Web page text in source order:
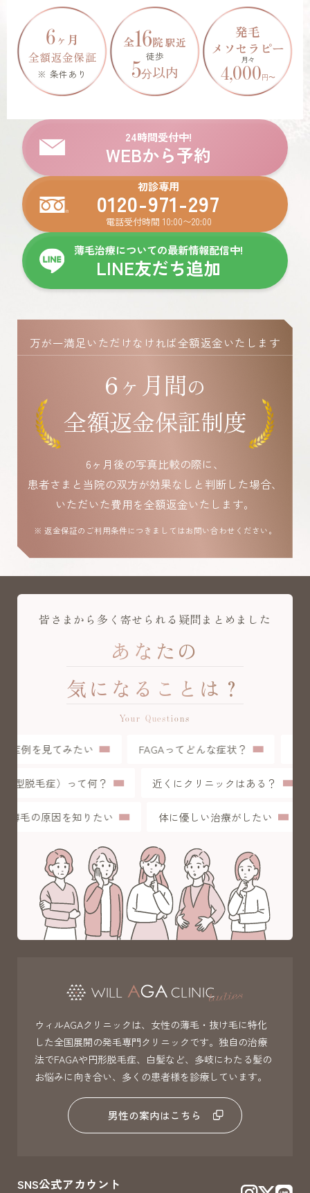
6ヶ月
全額返金保証
※ 条件あり
全16院駅近
徒歩
5分以内
発毛
メソセラピー
月々
4,000円〜
24時間受付中!
WEBから予約
初診専用
0120-971-297
電話受付時間 10:00〜20:00
薄毛治療についての最新情報配信中!
LINE友だち追加
万が一満足いただけなければ全額返金いたします
6ヶ月間の
全額返金保証制度
6ヶ月後の写真比較の際に、
患者さまと当院の双方が効果なしと判断した場合、
いただいた費用を全額返金いたします。
※ 返金保証のご利用条件につきましてはお問い合わせください。
皆さまから多く寄せられる疑問まとめました
あなたの
気になることは？
Your Questions
症例を見てみたい FAGAってどんな症状？
性型脱毛症）って何？ 近くにクリニックはある？
薄毛の原因を知りたい 体に優しい治療がしたい
ウィルAGAクリニックは、女性の薄毛・抜け毛に特化
した全国展開の発毛専門クリニックです。独自の治療
法でFAGAや円形脱毛症、白髪など、多岐にわたる髪の
お悩みに向き合い、多くの患者様を診療しています。
男性の案内はこちら
SNS公式アカウント